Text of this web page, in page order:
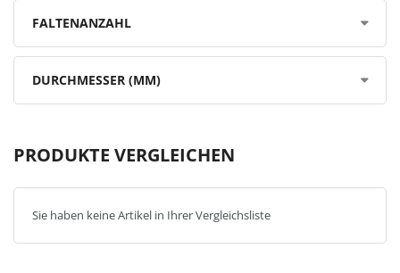
FALTENANZAHL
DURCHMESSER (MM)
PRODUKTE VERGLEICHEN
Sie haben keine Artikel in Ihrer Vergleichsliste